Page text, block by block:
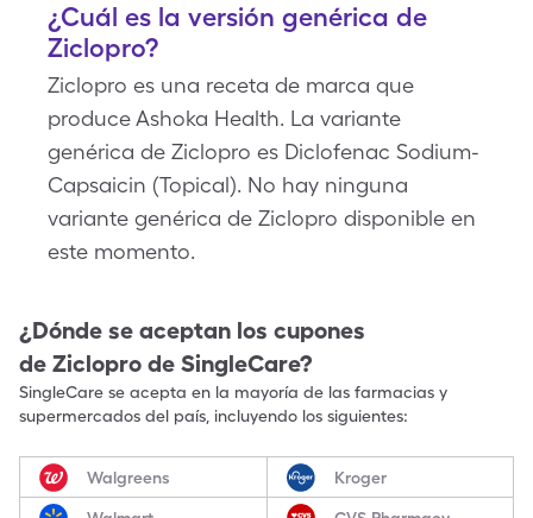
¿Cuál es la versión genérica de
Ziclopro?
Ziclopro es una receta de marca que
produce Ashoka Health. La variante
genérica de Ziclopro es Diclofenac Sodium-
Capsaicin (Topical). No hay ninguna
variante genérica de Ziclopro disponible en
este momento.
¿Dónde se aceptan los cupones
de Ziclopro de SingleCare?
SingleCare se acepta en la mayoría de las farmacias y
supermercados del país, incluyendo los siguientes:
Walgreens Kroger